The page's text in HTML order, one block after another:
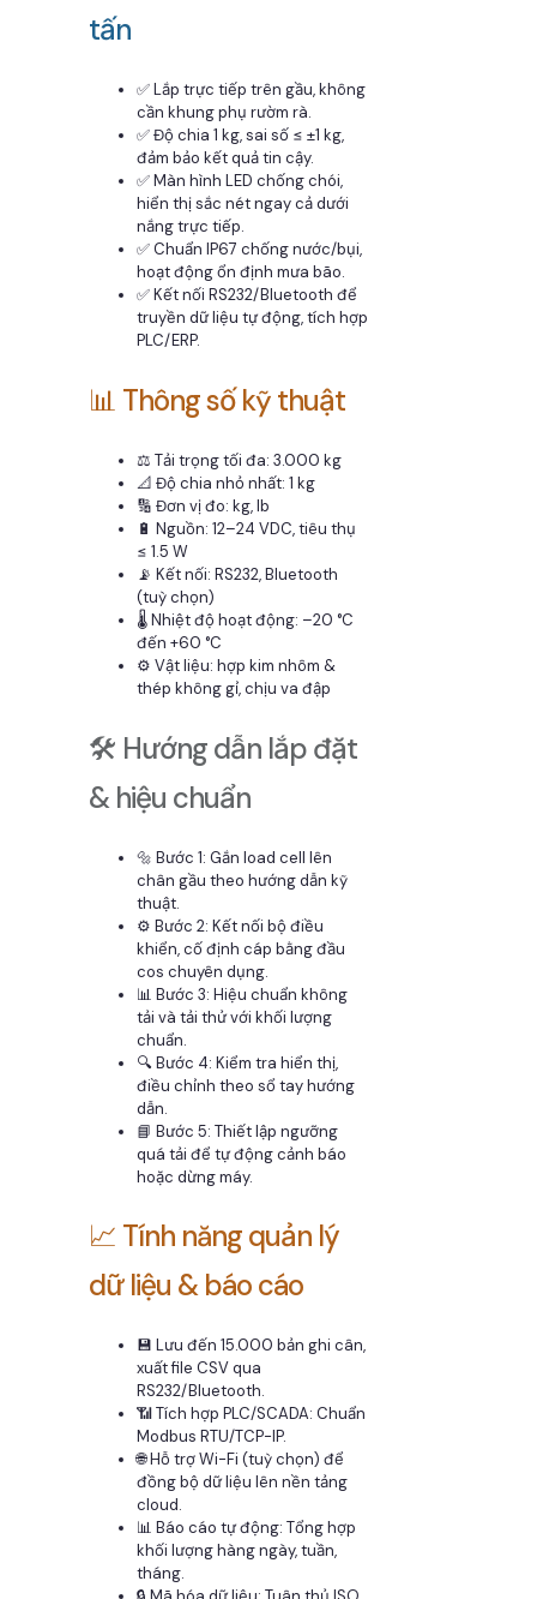
tấn
✅ Lắp trực tiếp trên gầu, không
cần khung phụ rườm rà.
✅ Độ chia 1 kg, sai số ≤ ±1 kg,
đảm bảo kết quả tin cậy.
✅ Màn hình LED chống chói,
hiển thị sắc nét ngay cả dưới
nắng trực tiếp.
✅ Chuẩn IP67 chống nước/bụi,
hoạt động ổn định mưa bão.
✅ Kết nối RS232/Bluetooth để
truyền dữ liệu tự động, tích hợp
PLC/ERP.
📊 Thông số kỹ thuật
⚖️ Tải trọng tối đa: 3.000 kg
📐 Độ chia nhỏ nhất: 1 kg
🔢 Đơn vị đo: kg, lb
🔋 Nguồn: 12–24 VDC, tiêu thụ
≤ 1.5 W
📡 Kết nối: RS232, Bluetooth
(tuỳ chọn)
🌡️ Nhiệt độ hoạt động: –20 °C
đến +60 °C
⚙️ Vật liệu: hợp kim nhôm &
thép không gỉ, chịu va đập
🛠️ Hướng dẫn lắp đặt
& hiệu chuẩn
🔩 Bước 1: Gắn load cell lên
chân gầu theo hướng dẫn kỹ
thuật.
⚙️ Bước 2: Kết nối bộ điều
khiển, cố định cáp bằng đầu
cos chuyên dụng.
📊 Bước 3: Hiệu chuẩn không
tải và tải thử với khối lượng
chuẩn.
🔍 Bước 4: Kiểm tra hiển thị,
điều chỉnh theo sổ tay hướng
dẫn.
📘 Bước 5: Thiết lập ngưỡng
quá tải để tự động cảnh báo
hoặc dừng máy.
📈 Tính năng quản lý
dữ liệu & báo cáo
💾 Lưu đến 15.000 bản ghi cân,
xuất file CSV qua
RS232/Bluetooth.
📶 Tích hợp PLC/SCADA: Chuẩn
Modbus RTU/TCP-IP.
🌐 Hỗ trợ Wi-Fi (tuỳ chọn) để
đồng bộ dữ liệu lên nền tảng
cloud.
📊 Báo cáo tự động: Tổng hợp
khối lượng hàng ngày, tuần,
tháng.